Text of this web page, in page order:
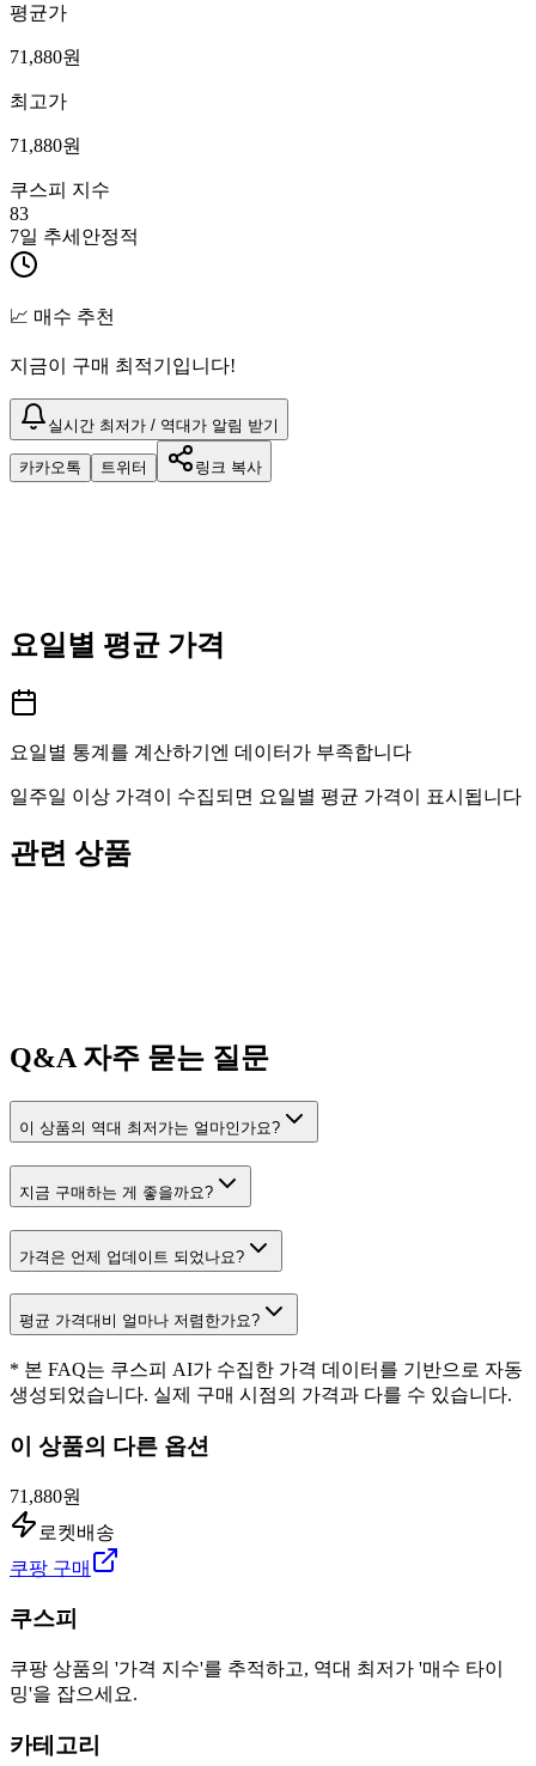
평균가
71,880원
최고가
71,880원
쿠스피 지수
83
7일 추세 안정적
📈 매수 추천
지금이 구매 최적기입니다!
실시간 최저가 / 역대가 알림 받기
카카오톡 트위터 링크 복사
요일별 평균 가격
요일별 통계를 계산하기엔 데이터가 부족합니다
일주일 이상 가격이 수집되면 요일별 평균 가격이 표시됩니다
관련 상품
Q&A자주 묻는 질문
이 상품의 역대 최저가는 얼마인가요?
지금 구매하는 게 좋을까요?
가격은 언제 업데이트 되었나요?
평균 가격대비 얼마나 저렴한가요?
* 본 FAQ는 쿠스피 AI가 수집한 가격 데이터를 기반으로 자동
생성되었습니다. 실제 구매 시점의 가격과 다를 수 있습니다.
이 상품의 다른 옵션
71,880원
로켓배송
쿠팡 구매
쿠스피
쿠팡 상품의 '가격 지수'를 추적하고, 역대 최저가 '매수 타이
밍'을 잡으세요.
카테고리